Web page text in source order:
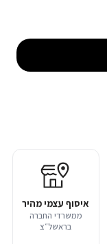
איסוף עצמי מהיר
ממשרדי החברה
בראשל״צ